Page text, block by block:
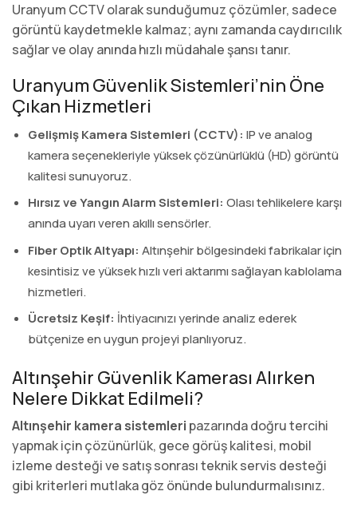
Uranyum CCTV olarak sunduğumuz çözümler, sadece
görüntü kaydetmekle kalmaz; aynı zamanda caydırıcılık
sağlar ve olay anında hızlı müdahale şansı tanır.
Uranyum Güvenlik Sistemleri’nin Öne
Çıkan Hizmetleri
Gelişmiş Kamera Sistemleri (CCTV): IP ve analog
kamera seçenekleriyle yüksek çözünürlüklü (HD) görüntü
kalitesi sunuyoruz.
Hırsız ve Yangın Alarm Sistemleri: Olası tehlikelere karşı
anında uyarı veren akıllı sensörler.
Fiber Optik Altyapı: Altınşehir bölgesindeki fabrikalar için
kesintisiz ve yüksek hızlı veri aktarımı sağlayan kablolama
hizmetleri.
Ücretsiz Keşif: İhtiyacınızı yerinde analiz ederek
bütçenize en uygun projeyi planlıyoruz.
Altınşehir Güvenlik Kamerası Alırken
Nelere Dikkat Edilmeli?
Altınşehir kamera sistemleri pazarında doğru tercihi
yapmak için çözünürlük, gece görüş kalitesi, mobil
izleme desteği ve satış sonrası teknik servis desteği
gibi kriterleri mutlaka göz önünde bulundurmalısınız.